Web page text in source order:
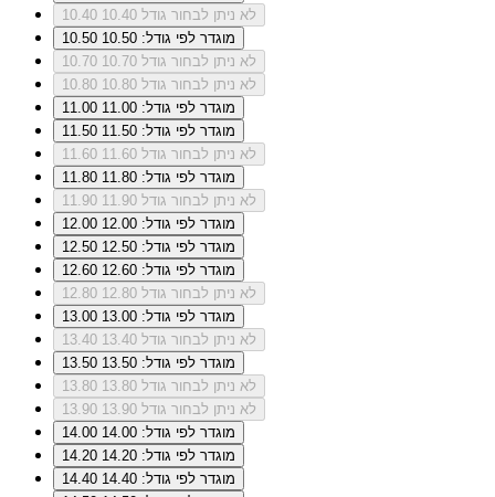
10.40
לא ניתן לבחור גודל 10.40
10.50
מוגדר לפי גודל: 10.50
10.70
לא ניתן לבחור גודל 10.70
10.80
לא ניתן לבחור גודל 10.80
11.00
מוגדר לפי גודל: 11.00
11.50
מוגדר לפי גודל: 11.50
11.60
לא ניתן לבחור גודל 11.60
11.80
מוגדר לפי גודל: 11.80
11.90
לא ניתן לבחור גודל 11.90
12.00
מוגדר לפי גודל: 12.00
12.50
מוגדר לפי גודל: 12.50
12.60
מוגדר לפי גודל: 12.60
12.80
לא ניתן לבחור גודל 12.80
13.00
מוגדר לפי גודל: 13.00
13.40
לא ניתן לבחור גודל 13.40
13.50
מוגדר לפי גודל: 13.50
13.80
לא ניתן לבחור גודל 13.80
13.90
לא ניתן לבחור גודל 13.90
14.00
מוגדר לפי גודל: 14.00
14.20
מוגדר לפי גודל: 14.20
14.40
מוגדר לפי גודל: 14.40